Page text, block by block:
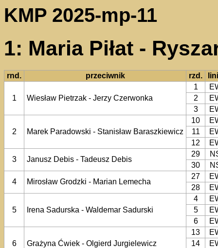
KMP 2025-mp-11
1: Maria Piłat -
rnd. przeciwnik rzd.
1 Wiesław Pietrzak - Jerzy Czerwonka
1
2
3
2 Marek Paradowski - Stanisław Baraszkiewicz
10
11
12
3
Janusz Debis - Tadeusz Debis
29
30
4
Mirosław Grodzki - Marian Lemecha
27
28
5 Irena Sadurska - Waldemar Sadurski
4
5
6
6 Grażyna Ćwiek - Olgierd Jurgielewicz
13
14